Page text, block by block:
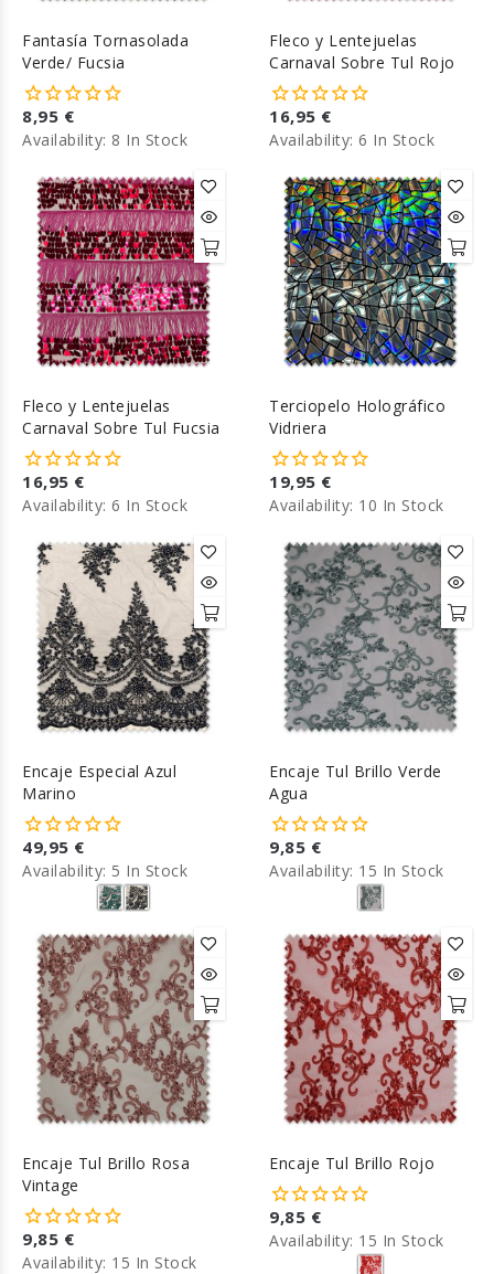
Fantasía Tornasolada
Verde/ Fucsia
8,95 €
Availability: 8 In Stock
Fleco y Lentejuelas
Carnaval Sobre Tul Rojo
16,95 €
Availability: 6 In Stock
Fleco y Lentejuelas
Carnaval Sobre Tul Fucsia
16,95 €
Availability: 6 In Stock
Terciopelo Holográfico
Vidriera
19,95 €
Availability: 10 In Stock
Encaje Especial Azul
Marino
49,95 €
Availability: 5 In Stock
Encaje Tul Brillo Verde
Agua
9,85 €
Availability: 15 In Stock
Encaje Tul Brillo Rosa
Vintage
9,85 €
Availability: 15 In Stock
Encaje Tul Brillo Rojo
9,85 €
Availability: 15 In Stock